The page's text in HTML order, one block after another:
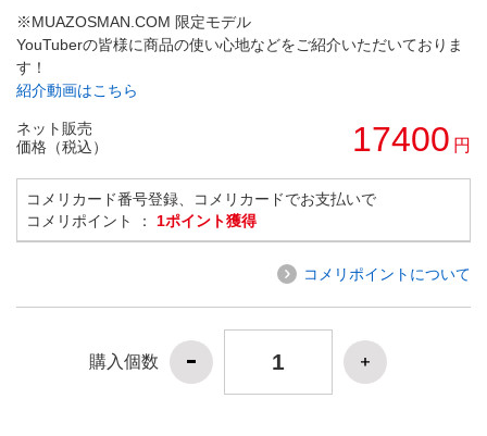
※MUAZOSMAN.COM 限定モデル
YouTuberの皆様に商品の使い心地などをご紹介いただいておりま
す！
紹介動画はこちら
ネット販売
価格（税込）
17400 円
コメリカード番号登録、コメリカードでお支払いで
コメリポイント ： 1ポイント獲得
コメリポイントについて
購入個数